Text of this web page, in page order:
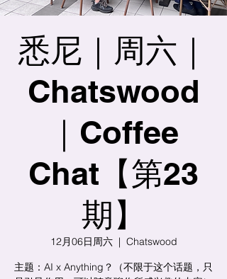
悉尼｜周六｜
Chatswood
｜Coffee
Chat【第23
期】
12月06日周六
  |
Chatswood
主题：AI x Anything？（不限于这个话题，只